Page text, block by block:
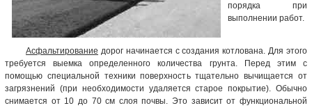
порядка при
выполнении работ.
Асфальтирование дорог начинается с создания котлована. Для этого
требуется выемка определенного количества грунта. Перед этим с
помощью специальной техники поверхность тщательно вычищается от
загрязнений (при необходимости удаляется старое покрытие). Обычно
снимается от 10 до 70 см слоя почвы. Это зависит от функциональной